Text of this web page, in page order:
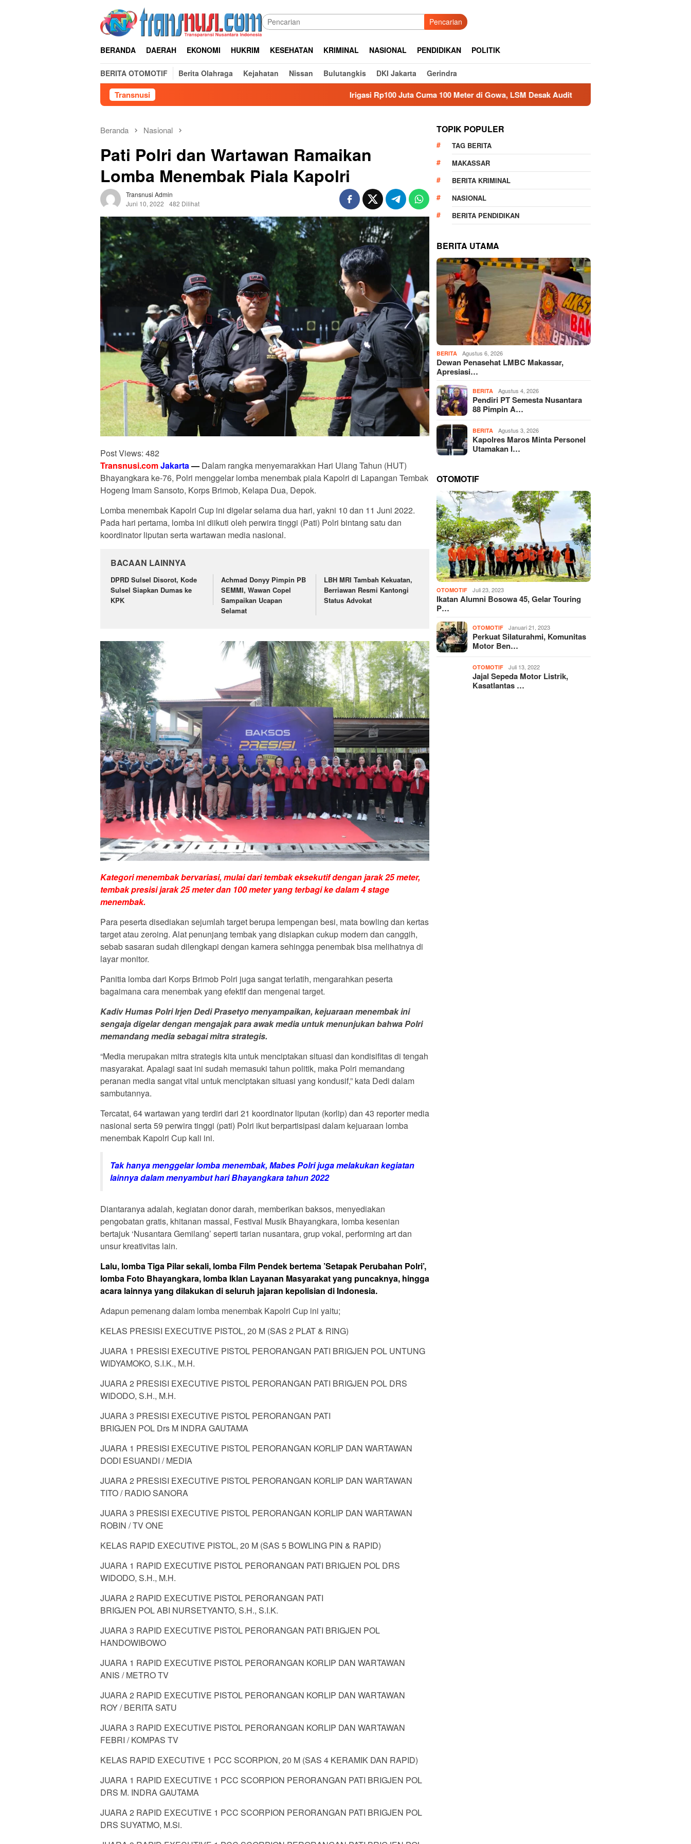
Pencarian
BERANDA DAERAH EKONOMI HUKRIM KESEHATAN KRIMINAL NASIONAL PENDIDIKAN POLITIK
BERITA OTOMOTIF Berita Olahraga Kejahatan Nissan Bulutangkis DKI Jakarta Gerindra
Transnusi Irigasi Rp100 Juta Cuma 100 Meter di Gowa, LSM Desak Audit Dukungan Warga Tanete Jadi Motivasi,
Beranda Nasional
Pati Polri dan Wartawan Ramaikan
Lomba Menembak Piala Kapolri
Transnusi Admin
Juni 10, 2022
482 Dilihat
Post Views: 482
Transnusi.comJakarta— Dalam rangka menyemarakkan Hari Ulang Tahun (HUT)
Bhayangkara ke-76, Polri menggelar lomba menembak piala Kapolri di Lapangan Tembak
Hogeng Imam Sansoto, Korps Brimob, Kelapa Dua, Depok.
Lomba menembak Kapolri Cup ini digelar selama dua hari, yakni 10 dan 11 Juni 2022.
Pada hari pertama, lomba ini diikuti oleh perwira tinggi (Pati) Polri bintang satu dan
koordinator liputan serta wartawan media nasional.
BACAAN LAINNYA
DPRD Sulsel Disorot, Kode
Sulsel Siapkan Dumas ke
KPK
Achmad Donyy Pimpin PB
SEMMI, Wawan Copel
Sampaikan Ucapan
Selamat
LBH MRI Tambah Kekuatan,
Berriawan Resmi Kantongi
Status Advokat
Kategori menembak bervariasi, mulai dari tembak eksekutif dengan jarak 25 meter,
tembak presisi jarak 25 meter dan 100 meter yang terbagi ke dalam 4 stage
menembak.
Para peserta disediakan sejumlah target berupa lempengan besi, mata bowling dan kertas
target atau zeroing. Alat penunjang tembak yang disiapkan cukup modern dan canggih,
sebab sasaran sudah dilengkapi dengan kamera sehingga penembak bisa melihatnya di
layar monitor.
Panitia lomba dari Korps Brimob Polri juga sangat terlatih, mengarahkan peserta
bagaimana cara menembak yang efektif dan mengenai target.
Kadiv Humas Polri Irjen Dedi Prasetyo menyampaikan, kejuaraan menembak ini
sengaja digelar dengan mengajak para awak media untuk menunjukan bahwa Polri
memandang media sebagai mitra strategis.
“Media merupakan mitra strategis kita untuk menciptakan situasi dan kondisifitas di tengah
masyarakat. Apalagi saat ini sudah memasuki tahun politik, maka Polri memandang
peranan media sangat vital untuk menciptakan situasi yang kondusif,” kata Dedi dalam
sambutannya.
Tercatat, 64 wartawan yang terdiri dari 21 koordinator liputan (korlip) dan 43 reporter media
nasional serta 59 perwira tinggi (pati) Polri ikut berpartisipasi dalam kejuaraan lomba
menembak Kapolri Cup kali ini.
Tak hanya menggelar lomba menembak, Mabes Polri juga melakukan kegiatan
lainnya dalam menyambut hari Bhayangkara tahun 2022
Diantaranya adalah, kegiatan donor darah, memberikan baksos, menyediakan
pengobatan gratis, khitanan massal, Festival Musik Bhayangkara, lomba kesenian
bertajuk ‘Nusantara Gemilang’ seperti tarian nusantara, grup vokal, performing art dan
unsur kreativitas lain.
Lalu, lomba Tiga Pilar sekali, lomba Film Pendek bertema ’Setapak Perubahan Polri’,
lomba Foto Bhayangkara, lomba Iklan Layanan Masyarakat yang puncaknya, hingga
acara lainnya yang dilakukan di seluruh jajaran kepolisian di Indonesia.
Adapun pemenang dalam lomba menembak Kapolri Cup ini yaitu;
KELAS PRESISI EXECUTIVE PISTOL, 20 M (SAS 2 PLAT & RING)
JUARA 1 PRESISI EXECUTIVE PISTOL PERORANGAN PATI BRIGJEN POL UNTUNG
WIDYAMOKO, S.I.K., M.H.
JUARA 2 PRESISI EXECUTIVE PISTOL PERORANGAN PATI BRIGJEN POL DRS
WIDODO, S.H., M.H.
JUARA 3 PRESISI EXECUTIVE PISTOL PERORANGAN PATI
BRIGJEN POL Drs M INDRA GAUTAMA
JUARA 1 PRESISI EXECUTIVE PISTOL PERORANGAN KORLIP DAN WARTAWAN
DODI ESUANDI / MEDIA
JUARA 2 PRESISI EXECUTIVE PISTOL PERORANGAN KORLIP DAN WARTAWAN
TITO / RADIO SANORA
JUARA 3 PRESISI EXECUTIVE PISTOL PERORANGAN KORLIP DAN WARTAWAN
ROBIN / TV ONE
KELAS RAPID EXECUTIVE PISTOL, 20 M (SAS 5 BOWLING PIN & RAPID)
JUARA 1 RAPID EXECUTIVE PISTOL PERORANGAN PATI BRIGJEN POL DRS
WIDODO, S.H., M.H.
JUARA 2 RAPID EXECUTIVE PISTOL PERORANGAN PATI
BRIGJEN POL ABI NURSETYANTO, S.H., S.I.K.
JUARA 3 RAPID EXECUTIVE PISTOL PERORANGAN PATI BRIGJEN POL
HANDOWIBOWO
JUARA 1 RAPID EXECUTIVE PISTOL PERORANGAN KORLIP DAN WARTAWAN
ANIS / METRO TV
JUARA 2 RAPID EXECUTIVE PISTOL PERORANGAN KORLIP DAN WARTAWAN
ROY / BERITA SATU
JUARA 3 RAPID EXECUTIVE PISTOL PERORANGAN KORLIP DAN WARTAWAN
FEBRI / KOMPAS TV
KELAS RAPID EXECUTIVE 1 PCC SCORPION, 20 M (SAS 4 KERAMIK DAN RAPID)
JUARA 1 RAPID EXECUTIVE 1 PCC SCORPION PERORANGAN PATI BRIGJEN POL
DRS M. INDRA GAUTAMA
JUARA 2 RAPID EXECUTIVE 1 PCC SCORPION PERORANGAN PATI BRIGJEN POL
DRS SUYATMO, M.Si.
TOPIK POPULER
TAG BERITA
MAKASSAR
BERITA KRIMINAL
NASIONAL
BERITA PENDIDIKAN
BERITA UTAMA
BERITA Agustus 6, 2026
Dewan Penasehat LMBC Makassar,
Apresiasi…
BERITA Agustus 4, 2026
Pendiri PT Semesta Nusantara
88 Pimpin A…
BERITA Agustus 3, 2026
Kapolres Maros Minta Personel
Utamakan I…
OTOMOTIF
OTOMOTIF Juli 23, 2023
Ikatan Alumni Bosowa 45, Gelar Touring
P…
OTOMOTIF Januari 21, 2023
Perkuat Silaturahmi, Komunitas
Motor Ben…
OTOMOTIF Juli 13, 2022
Jajal Sepeda Motor Listrik,
Kasatlantas …